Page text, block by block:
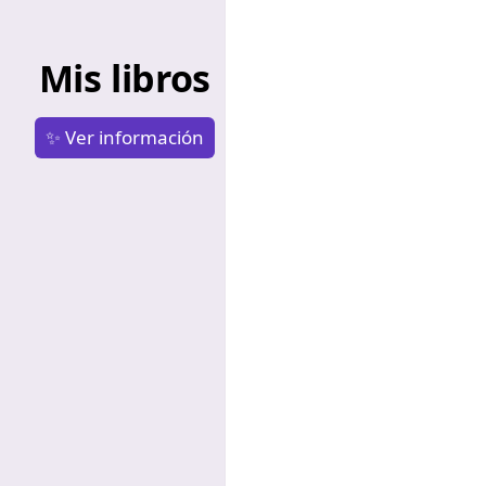
Mis libros
✨ Ver información